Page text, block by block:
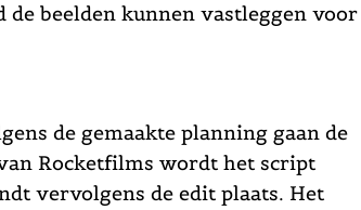
beelden kunnen vastleggen voor
de gemaakte planning gaan de
Rocketfilms wordt het script
vervolgens de edit plaats. Het